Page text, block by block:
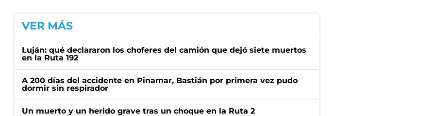
VER MÁS
Luján: qué declararon los choferes del camión que dejó siete muertos
en la Ruta 192
A 200 días del accidente en Pinamar, Bastián por primera vez pudo
dormir sin respirador
Un muerto y un herido grave tras un choque en la Ruta 2